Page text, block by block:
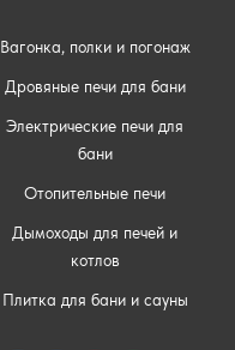
Вагонка, полки и погонаж
Дровяные печи для бани
Электрические печи для
бани
Отопительные печи
Дымоходы для печей и
котлов
Плитка для бани и сауны